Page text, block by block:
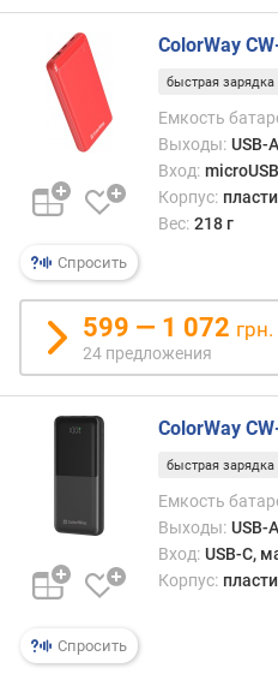
я
м
к
о
ь
(
А
ч
с
в
о
д
н
я
з
Спросить
ColorWay
быстрая зарядка
Емкость
Выходы: USB-
Вход:
Корпус:
Вес: 218 г
599 — 1 072 грн.
24 предложения
Спросить
ColorWay
быстрая зарядка
Емкость
Выходы: USB-
Вход: USB-C,
Корпус: